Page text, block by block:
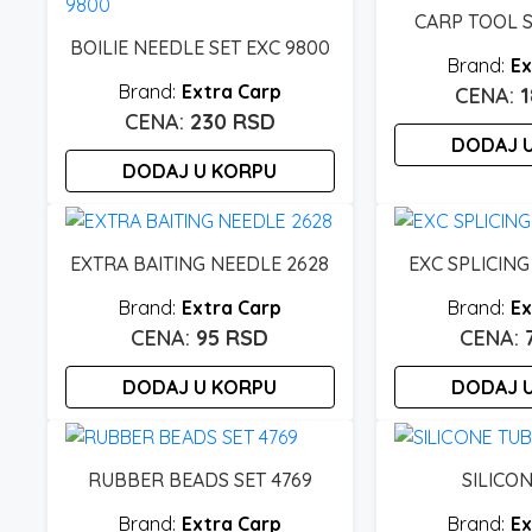
BOILIE NEEDLE SET EXC 9800
Extra Carp
230 RSD
DODAJ U KORPU
CARP TOOL
DODAJ
EXTRA BAITING NEEDLE 2628
Extra Carp
95 RSD
DODAJ U KORPU
EXC
DODAJ
RUBBER BEADS SET 4769
Extra Carp